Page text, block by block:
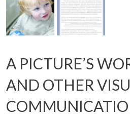
A PICTURE’S
AND OTHER